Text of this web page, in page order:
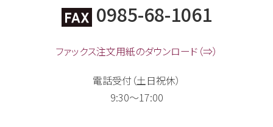
0985-68-1061
ファックス注文用紙のダウンロード（⇒）
電話受付（土日祝休）
9:30～17:00